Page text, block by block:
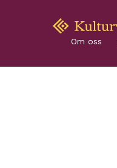
Om oss